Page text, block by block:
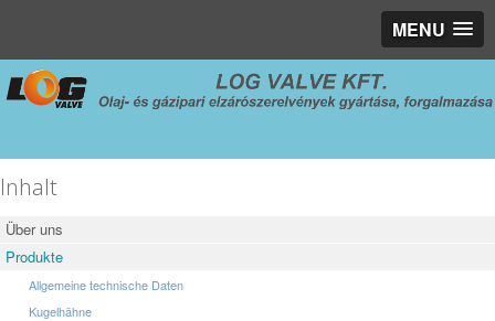
MENU
Inhalt
Über uns
Produkte
Allgemeine technische Daten
Kugelhähne